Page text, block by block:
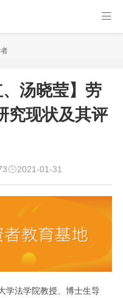
、汤晓莹】劳
究现状及其评
2021-01-31
学法学院教授、博士生导